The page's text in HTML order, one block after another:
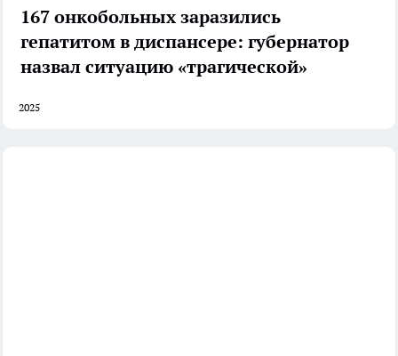
167 онкобольных заразились
гепатитом в диспансере: губернатор
назвал ситуацию «трагической»
2025